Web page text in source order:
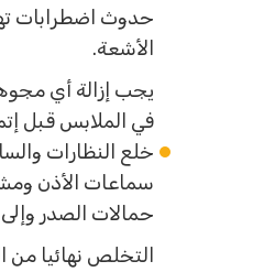
حدوث اضطرابات
الأشعة.
يجب إزالة أي
في الملابس قبل
خلع النظارات
سماعات الأذن
حمالات الصدر وإلى
التخلص نهائيا من